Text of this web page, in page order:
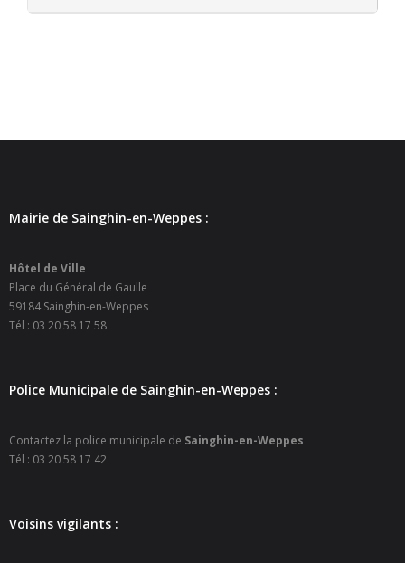
- - Conseil Municipal Jeunes
- - Micro-Crèches Léa et Léo / Hapili
- - - Hapili Égalité par Léa et Léo
- Portail Famille
- CNI - Passeport - Certification d'identité numérique
- - Passeport
Mairie de Sainghin-en-Weppes :
Hôtel de Ville
Place du Général de Gaulle
59184 Sainghin-en-Weppes
Tél : 03 20 58 17 58
Police Municipale de Sainghin-en-Weppes :
Contactez la police municipale de Sainghin-en-Weppes
Tél : 03 20 58 17 42
Voisins vigilants :